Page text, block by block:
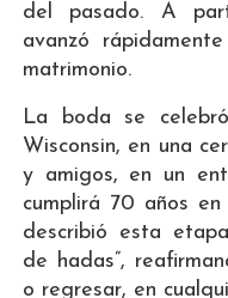
del pasado. A
avanzó
matrimonio.
La boda se
Wisconsin, en una
y amigos, en un
cumplirá 70 años
describió esta
de hadas”,
o regresar, en